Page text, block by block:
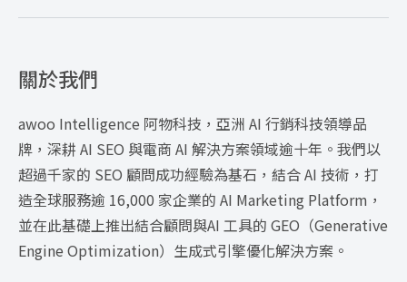
關於我們
awoo Intelligence 阿物科技，亞洲 AI 行銷科技領導品
牌，深耕 AI SEO 與電商 AI 解決方案領域逾十年。我們以
超過千家的 SEO 顧問成功經驗為基石，結合 AI 技術，打
造全球服務逾 16,000 家企業的 AI Marketing Platform，
並在此基礎上推出結合顧問與AI 工具的 GEO（Generative
Engine Optimization）生成式引擎優化解決方案。